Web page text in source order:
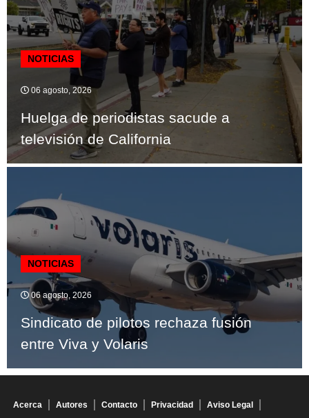
NOTICIAS
06 agosto, 2026
Huelga de periodistas sacude a
televisión de California
NOTICIAS
06 agosto, 2026
Sindicato de pilotos rechaza fusión
entre Viva y Volaris
Acerca Autores Contacto Privacidad Aviso Legal